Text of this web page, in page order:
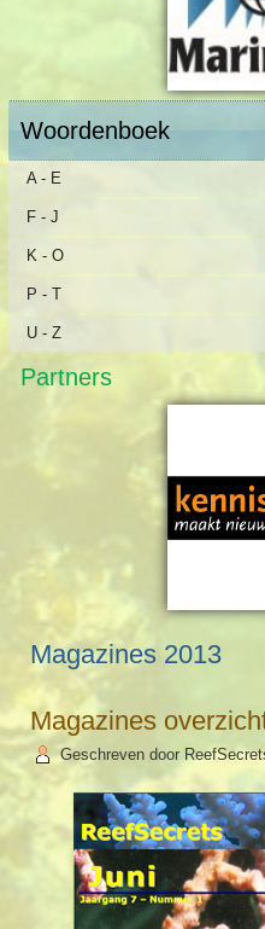
Woordenboek
A - E
F - J
K - O
P - T
U - Z
Partners
Magazines 2013
Magazines
Geschreven door